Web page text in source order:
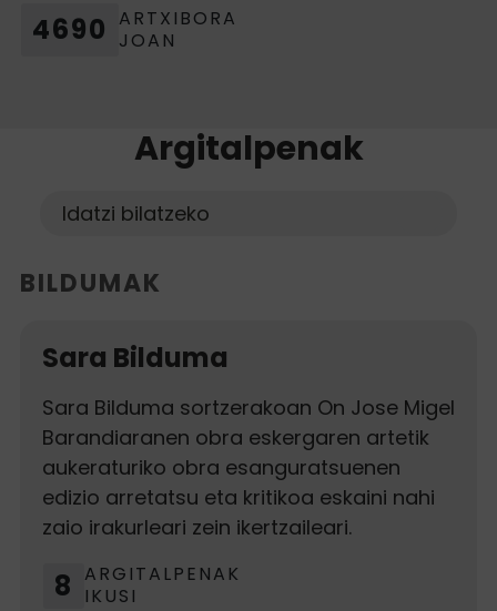
4690
ARTXIBORA
JOAN
Argitalpenak
Buscar
BILDUMAK
Sara Bilduma
Sara Bilduma sortzerakoan On Jose Migel
Barandiaranen obra eskergaren artetik
aukeraturiko obra esanguratsuenen
edizio arretatsu eta kritikoa eskaini nahi
zaio irakurleari zein ikertzaileari.
8
ARGITALPENAK
IKUSI